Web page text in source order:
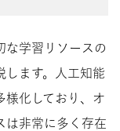
な学習リソースの
します。人工知能
様化しており、オ
は非常に多く存在